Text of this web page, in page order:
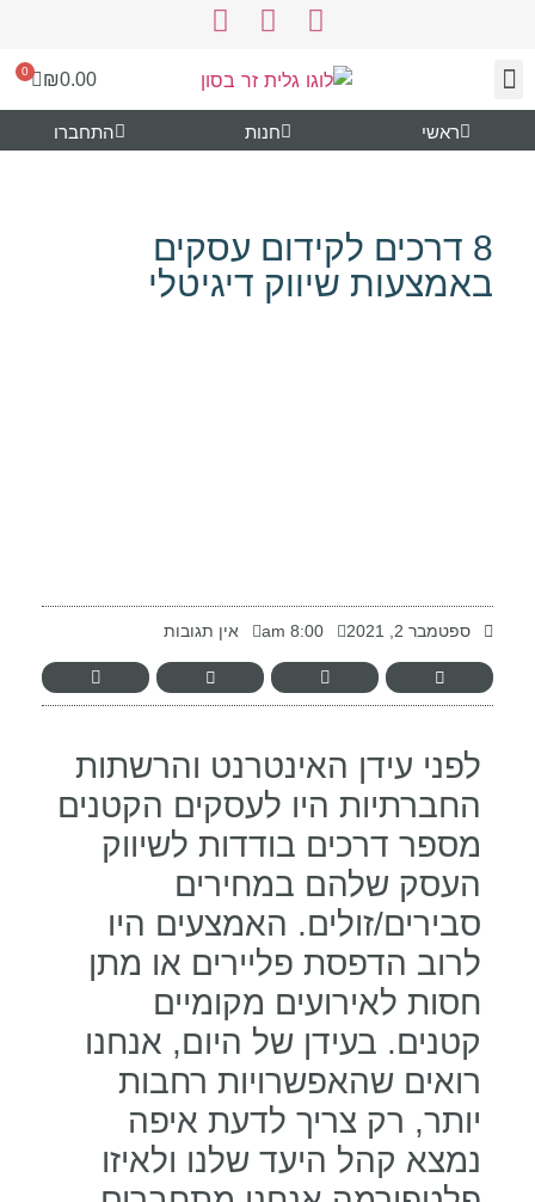
₪0.00
0
ראשי חנות התחברו
8 דרכים לקידום עסקים
באמצעות שיווק דיגיטלי
ספטמבר 2, 2021 8:00 am אין תגובות
לפני עידן האינטרנט והרשתות
החברתיות היו לעסקים הקטנים
מספר דרכים בודדות לשיווק
העסק שלהם במחירים
סבירים/זולים. האמצעים היו
לרוב הדפסת פליירים או מתן
חסות לאירועים מקומיים
קטנים. בעידן של היום, אנחנו
רואים שהאפשרויות רחבות
יותר, רק צריך לדעת איפה
נמצא קהל היעד שלנו ולאיזו